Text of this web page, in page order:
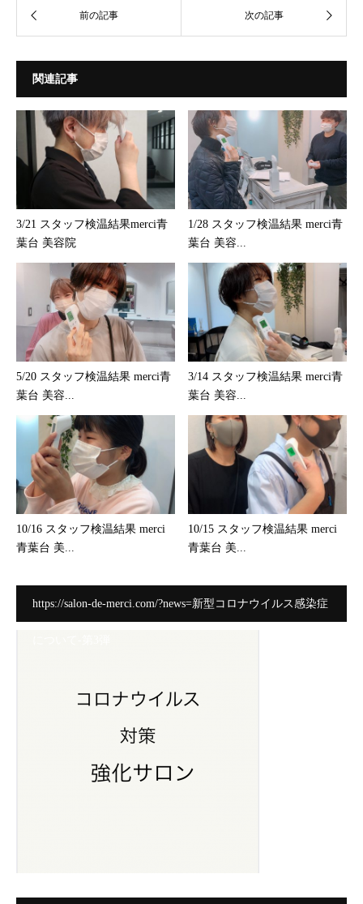
関連記事
3/21 スタッフ検温結果merci青
葉台 美容院
1/28 スタッフ検温結果 merci青
葉台 美容...
5/20 スタッフ検温結果 merci青
葉台 美容...
3/14 スタッフ検温結果 merci青
葉台 美容...
10/16 スタッフ検温結果 merci
青葉台 美...
10/15 スタッフ検温結果 merci
青葉台 美...
https://salon-de-merci.com/?news=新型コロナウイルス感染症